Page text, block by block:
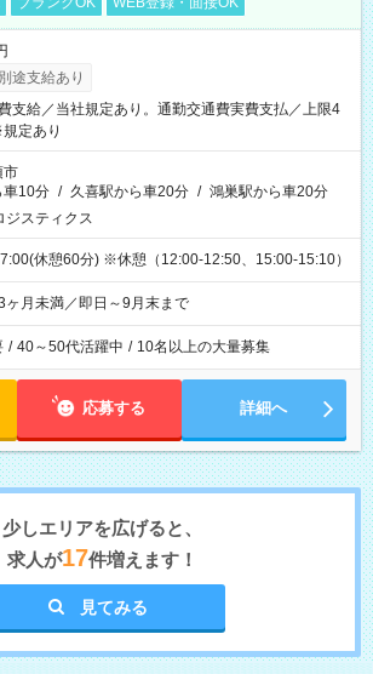
途支給あり
支給／当社規定あり。通勤交通費実費支払／上限4
定あり
市
車10分 / 久喜駅から車20分 / 鴻巣駅から車20分
ジスティクス
休憩60分) ※休憩（12:00-12:50、15:00-15:10）
ヶ月未満／即日～9月末まで
/ 40～50代活躍中 / 10名以上の大量募集
応募する 詳細へ
少しエリアを広げると、
求人が17件増えます！
見てみる